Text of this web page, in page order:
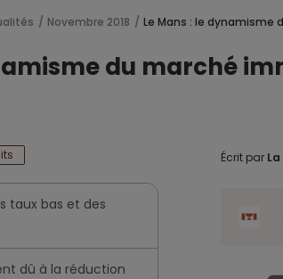
Novembre 2018 Le Mans : le dynamisme
du marché
taux bas et des
dû à la réduction
Écrit par